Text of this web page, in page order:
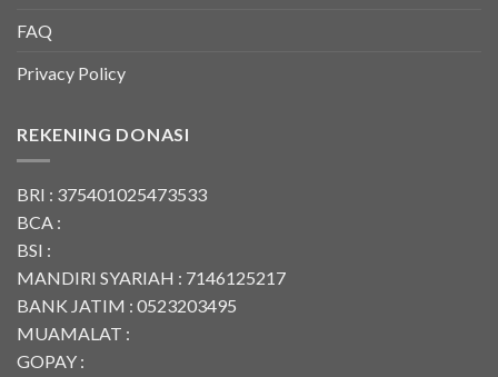
FAQ
Privacy Policy
REKENING DONASI
BRI : 375401025473533
BCA :
BSI :
MANDIRI SYARIAH : 7146125217
BANK JATIM : 0523203495
MUAMALAT :
GOPAY :